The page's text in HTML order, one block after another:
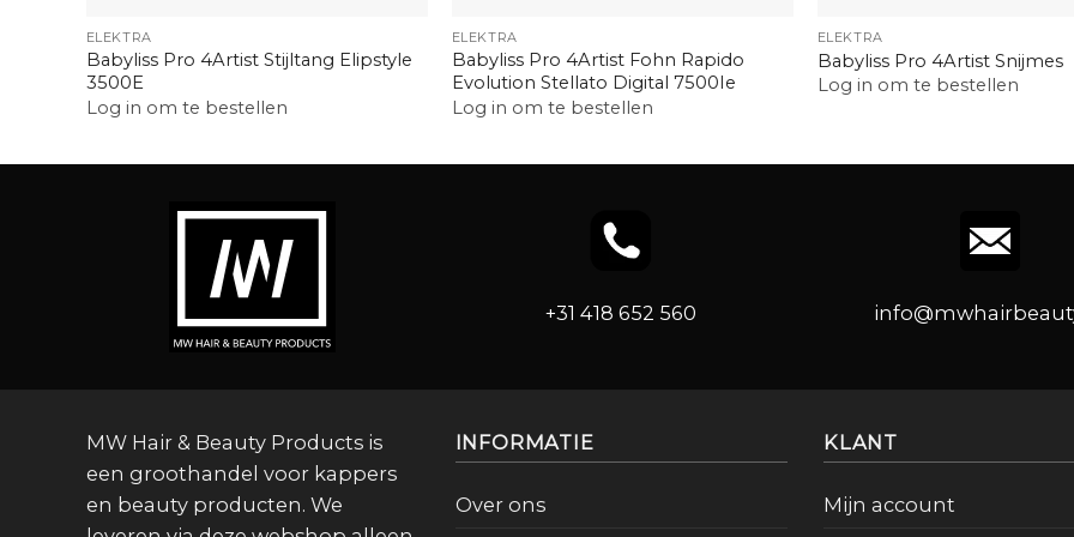
ELEKTRA
Babyliss Pro 4Artist Stijltang Elipstyle
3500E
Log in om te bestellen
ELEKTRA
Babyliss Pro 4Artist Fohn Rapido
Evolution Stellato Digital 7500Ie
Log in om te bestellen
ELEKTRA
Babyliss Pro 4Artist Snijmes
Log in om te bestellen
+31 418 652 560
MW Hair & Beauty Products is
een groothandel voor kappers
en beauty producten. We
INFORMATIE
Over ons
KLANT
Mijn account